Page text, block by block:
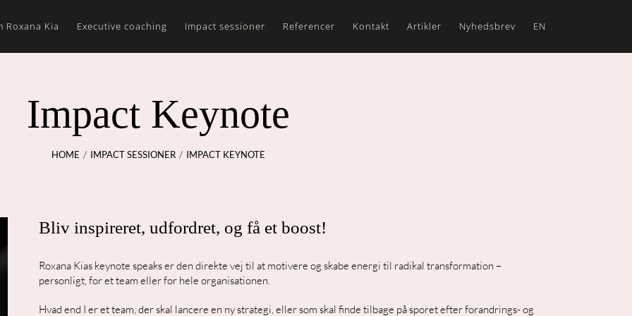
Roxana Kia Executive coaching Impact sessioner Referencer Kontakt Artikler Nyhedsbrev EN
Impact Keynote
HOME IMPACT SESSIONER IMPACT KEYNOTE
Bliv inspireret, udfordret, og få et boost!
Roxana Kias keynote speaks er den direkte vej til at motivere og skabe energi til radikal transformation –
personligt, for et team eller for hele organisationen.
Hvad end I er et team, der skal lancere en ny strategi, eller som skal finde tilbage på sporet efter forandrings- og